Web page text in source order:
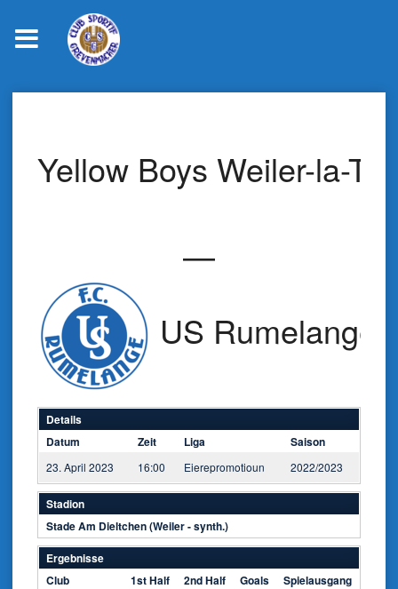
Yellow Boys Weiler-la-
—
US Rumelange
Details
Datum
Zeit Liga Saison
23. April 2023 16:00 Eierepromotioun 2022/2023
Stadion
Stade Am Dieltchen (Weiler - synth.)
Ergebnisse
Club
1st Half 2nd Half Goals Spielausgang